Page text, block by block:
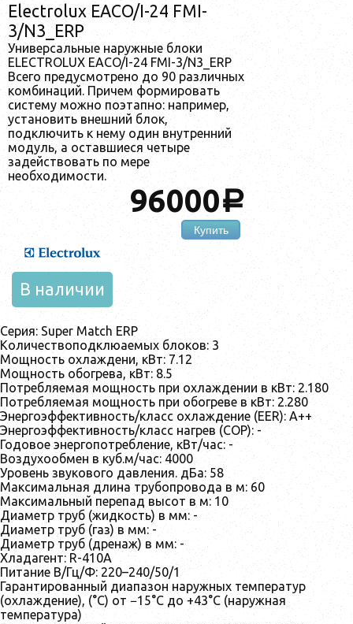
Electrolux EACO/I-24 FMI-
3/N3_ERP
Универсальные наружные блоки
ELECTROLUX EACO/I-24 FMI-3/N3_ERP
Всего предусмотрено до 90 различных
комбинаций. Причем формировать
систему можно поэтапно: например,
установить внешний блок,
подключить к нему один внутренний
модуль, а оставшиеся четыре
задействовать по мере
необходимости.
96000a
Купить
В наличии
Серия: Super Match ERP
Количествоподклюаемых блоков: 3
Мощность охлаждени, кВт: 7.12
Мощность обогрева, кВт: 8.5
Потребляемая мощность при охлаждении в кВт: 2.180
Потребляемая мощность при обогреве в кВт: 2.280
Энергоэффективность/класс охлаждение (EER): A++
Энергоэффективность/класс нагрев (COP): -
Годовое энергопотребление, кВт/час: -
Воздухообмен в куб.м/час: 4000
Уровень звукового давления. дБа: 58
Максимальная длина трубопровода в м: 60
Максимальный перепад высот в м: 10
Диаметр труб (жидкость) в мм: -
Диаметр труб (газ) в мм: -
Диаметр труб (дренаж) в мм: -
Хладагент: R-410А
Питание В/Гц/Ф: 220–240/50/1
Гарантированный диапазон наружных температур
(охлаждение), (°C) от −15°С до +43°С (наружная
температура)